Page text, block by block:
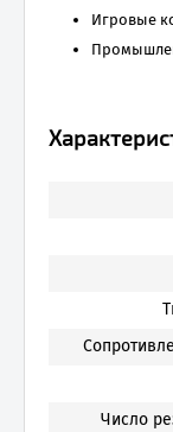
Число
Игровые